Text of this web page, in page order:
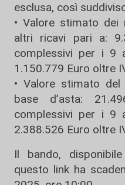
esclusa, così
• Valore stimato
altri ricavi pari a:
complessivi per i 9
1.150.779 Euro oltre
• Valore stimato
base d’asta:
complessivi per i 9
2.388.526 Euro oltre
Il bando,
questo linkha